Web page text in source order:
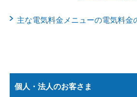
主な電気料金メニューの電気料金
個人・法人のお客さま